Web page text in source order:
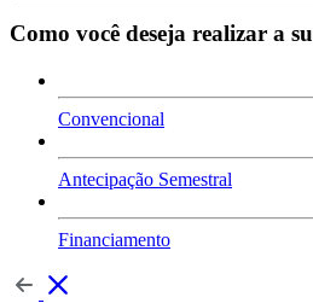
Como você deseja realizar a
Convencional
Antecipação Semestral
Financiamento